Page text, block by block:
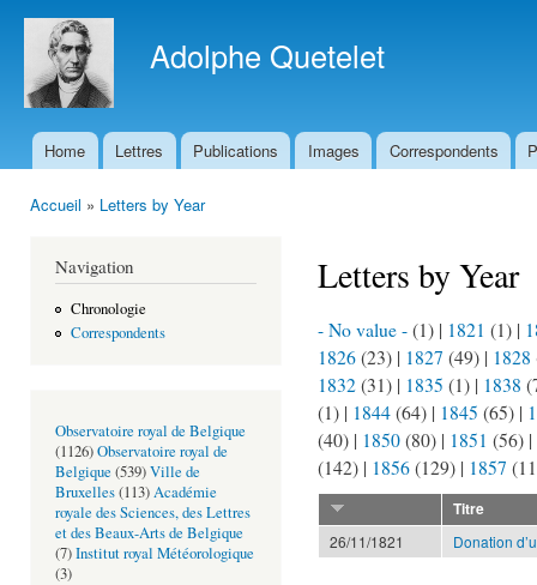
Adolphe Quetelet
Menu principal
Home Lettres Publications Images Correspondents
Accueil » Letters by Year
Navigation
Chronologie
Correspondents
Observatoire royal de Belgique
(1126)Observatoire royal de
Belgique (539)Ville de
Bruxelles(113)Académie
royale des Sciences, des Lettres
et des Beaux-Arts de Belgique
(7)Institut royal Météorologique
(3)
Letters by Year
- No value -(1) | 1821 (1) |
1826(23) | 1827 (49) | 1828
1832(31) | 1835 (1) | 1838
(1) | 1844(64) | 1845 (65) |
(40) | 1850(80) | 1851 (56) |
(142) | 1856(129) | 1857
Titre
26/11/1821
Donation